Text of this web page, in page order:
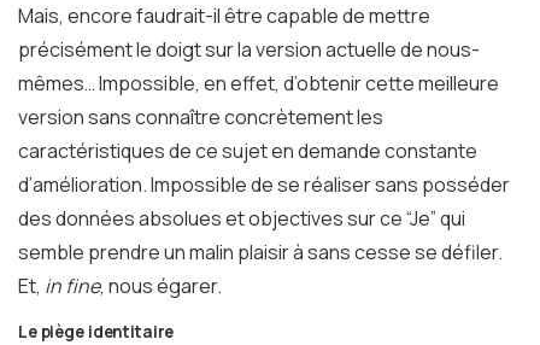
Mais, encore faudrait-il être capable de mettre
précisément le doigt sur la version actuelle de nous-
mêmes… Impossible, en effet, d’obtenir cette meilleure
version sans connaître concrètement les
caractéristiques de ce sujet en demande constante
d’amélioration. Impossible de se réaliser sans posséder
des données absolues et objectives sur ce “Je” qui
semble prendre un malin plaisir à sans cesse se défiler.
Et, in fine, nous égarer.
Le piège identitaire